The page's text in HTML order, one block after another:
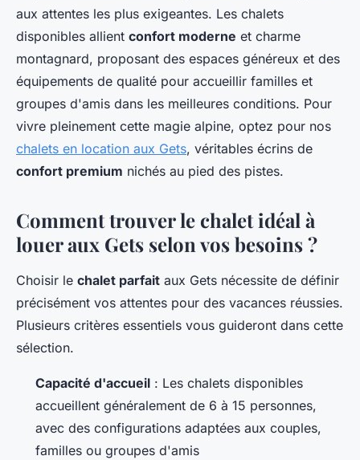
aux attentes les plus exigeantes. Les chalets
disponibles allient confort moderne et charme
montagnard, proposant des espaces généreux et des
équipements de qualité pour accueillir familles et
groupes d'amis dans les meilleures conditions. Pour
vivre pleinement cette magie alpine, optez pour nos
chalets en location aux Gets, véritables écrins de
confort premium nichés au pied des pistes.
Comment trouver le chalet idéal à
louer aux Gets selon vos besoins ?
Choisir le chalet parfait aux Gets nécessite de définir
précisément vos attentes pour des vacances réussies.
Plusieurs critères essentiels vous guideront dans cette
sélection.
Capacité d'accueil : Les chalets disponibles
accueillent généralement de 6 à 15 personnes,
avec des configurations adaptées aux couples,
familles ou groupes d'amis